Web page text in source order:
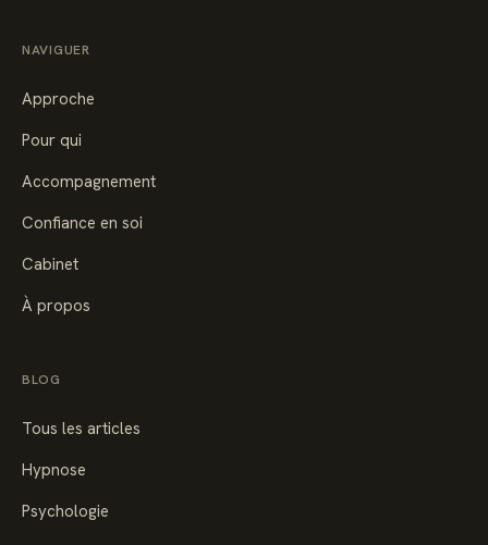
NAVIGUER
Approche
Pour qui
Accompagnement
Confiance en soi
Cabinet
À propos
BLOG
Tous les articles
Hypnose
Psychologie